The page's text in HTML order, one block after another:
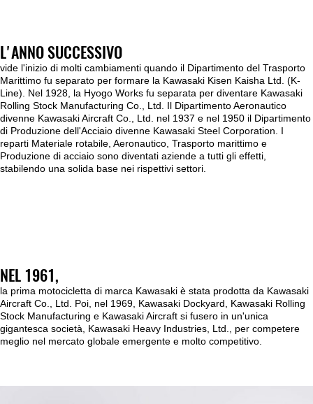
L'ANNO SUCCESSIVO
vide l'inizio di molti cambiamenti quando il Dipartimento del Trasporto
Marittimo fu separato per formare la Kawasaki Kisen Kaisha Ltd. (K-
Line). Nel 1928, la Hyogo Works fu separata per diventare Kawasaki
Rolling Stock Manufacturing Co., Ltd. Il Dipartimento Aeronautico
divenne Kawasaki Aircraft Co., Ltd. nel 1937 e nel 1950 il Dipartimento
di Produzione dell'Acciaio divenne Kawasaki Steel Corporation. I
reparti Materiale rotabile, Aeronautico, Trasporto marittimo e
Produzione di acciaio sono diventati aziende a tutti gli effetti,
stabilendo una solida base nei rispettivi settori.
NEL 1961,
la prima motocicletta di marca Kawasaki è stata prodotta da Kawasaki
Aircraft Co., Ltd. Poi, nel 1969, Kawasaki Dockyard, Kawasaki Rolling
Stock Manufacturing e Kawasaki Aircraft si fusero in un'unica
gigantesca società, Kawasaki Heavy Industries, Ltd., per competere
meglio nel mercato globale emergente e molto competitivo.